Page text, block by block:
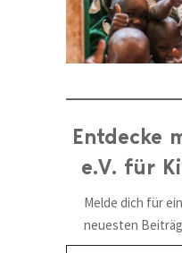
Entdecke
e.V. für
Melde dich für
neuesten
Gib deine E-Mail-Adresse ein ...